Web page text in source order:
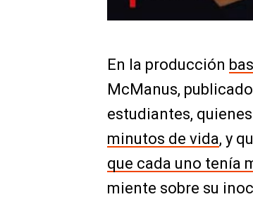
En la producción
McManus,
estudiantes,
minutos de vida, y
que cada uno tenía
miente sobre su